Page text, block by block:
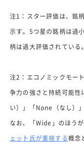
注1：スター評価は、銘
示す。5つ星の銘柄は過
柄は過大評価されている。
注2：エコノミックモー
争力の強さと持続可能
い）」「None（なし）
なお、「Wide」のほう
ェット氏が重視する概念